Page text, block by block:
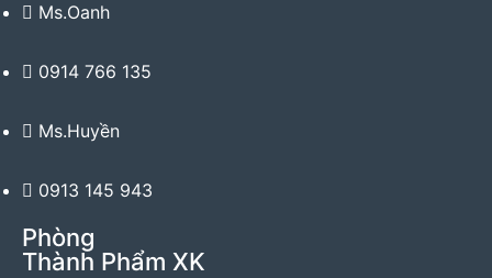
Ms.Oanh
0914 766 135
Ms.Huyền
0913 145 943
Phòng
Thành Phẩm XK